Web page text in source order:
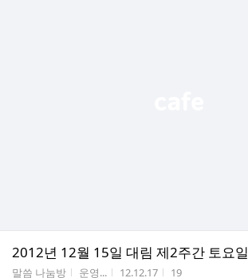
2012년 12월 15일 대림 제2주간 토요일
게시판명
말씀 나눔방 작성자
운영... 작성시간
12.12.17 조회수
19